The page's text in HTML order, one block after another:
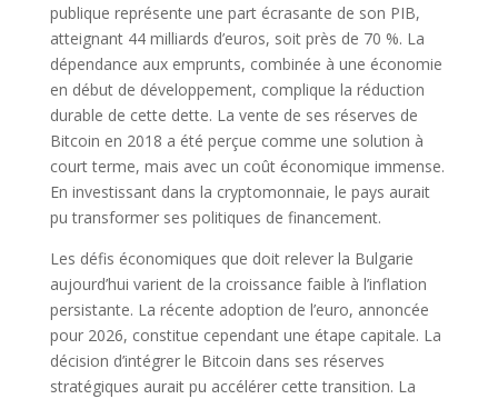
publique représente une part écrasante de son PIB,
atteignant 44 milliards d’euros, soit près de 70 %. La
dépendance aux emprunts, combinée à une économie
en début de développement, complique la réduction
durable de cette dette. La vente de ses réserves de
Bitcoin en 2018 a été perçue comme une solution à
court terme, mais avec un coût économique immense.
En investissant dans la cryptomonnaie, le pays aurait
pu transformer ses politiques de financement.
Les défis économiques que doit relever la Bulgarie
aujourd’hui varient de la croissance faible à l’inflation
persistante. La récente adoption de l’euro, annoncée
pour 2026, constitue cependant une étape capitale. La
décision d’intégrer le Bitcoin dans ses réserves
stratégiques aurait pu accélérer cette transition. La